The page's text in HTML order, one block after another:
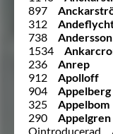
897
312
738
Andersson
1534
236
Anrep
912
Apolloff
904
Appelberg
325
Appelbom
290
Appelgren
Ointroducerad